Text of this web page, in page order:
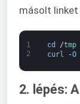
másolt linket
1
2
cd /tmp
curl
-O
2. lépés: